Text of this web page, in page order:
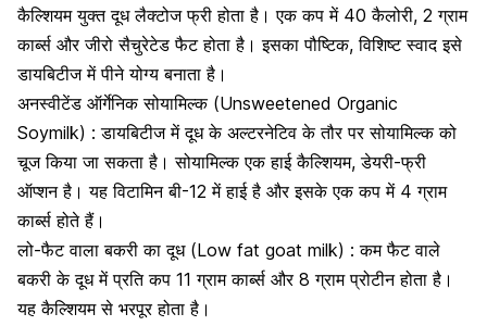
कैल्शियम युक्त दूध लैक्टोज फ्री होता है।एक कप में 40 कैलोरी, 2 ग्राम
कार्ब्स और जीरो सैचुरेटेड फैट होता है। इसका पौष्टिक, विशिष्ट स्वाद इसे
डायबिटीज में पीने योग्य बनाता है।
अनस्वीटेंड ऑर्गेनिक सोयामिल्क (Unsweetened Organic
Soymilk) : डायबिटीज में दूध के अल्टरनेटिव के तौर पर सोयामिल्क को
चूज किया जा सकता है। सोयामिल्क एक हाई कैल्शियम, डेयरी-फ्री
ऑप्शन है। यह विटामिन बी-12 में हाई है और इसके एक कप में 4 ग्राम
कार्ब्स होते हैं।
लो-फैट वाला बकरी का दूध (Low fat goat milk) : कम फैट वाले
बकरी के दूध में प्रति कप 11 ग्राम कार्ब्स और 8 ग्राम प्रोटीन होता है।
यह कैल्शियम से भरपूर होता है।